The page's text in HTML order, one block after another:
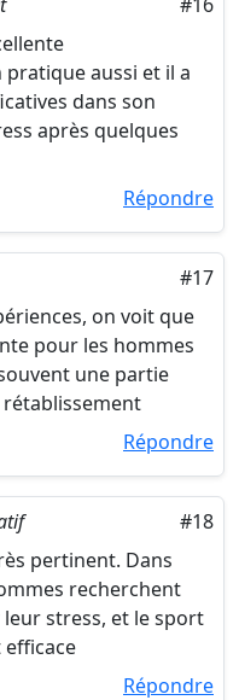
aussi et il a
dans son
après quelques
Répondre
#17
on voit que
pour les hommes
une partie
Répondre
#18
pertinent. Dans
recherchent
stress, et le sport
efficace
Répondre